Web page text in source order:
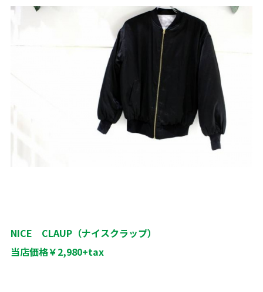
NICE CLAUP（ナイスクラップ）
当店価格￥2,980+tax